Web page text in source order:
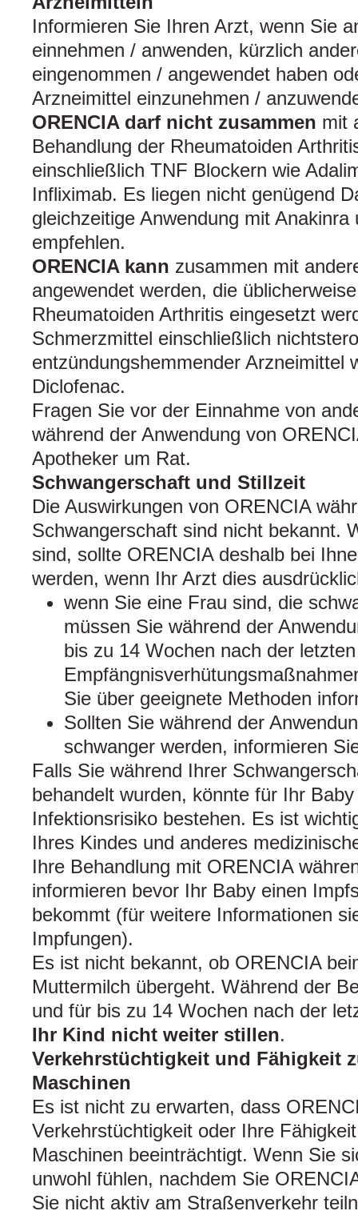
Informieren Sie Ihren Arzt, wenn Sie
einnehmen / anwenden, kürzlich
eingenommen / angewendet haben
Arzneimittel einzunehmen /
ORENCIA darf nicht zusammen mit
Behandlung der Rheumatoiden
einschließlich TNF Blockern wie
Infliximab. Es liegen nicht genügend
gleichzeitige Anwendung mit Anakinra
empfehlen.
ORENCIA kann zusammen mit
angewendet werden, die
Rheumatoiden Arthritis eingesetzt
Schmerzmittel einschließlich
entzündungshemmender Arzneimittel
Diclofenac.
Fragen Sie vor der Einnahme von
während der Anwendung von
Apotheker um Rat.
Schwangerschaft und Stillzeit
Die Auswirkungen von ORENCIA
Schwangerschaft sind nicht bekannt.
sind, sollte ORENCIA deshalb bei
werden, wenn Ihr Arzt dies
wenn Sie eine Frau sind, die
müssen Sie während der
bis zu 14 Wochen nach der
Sie über geeignete Methoden
Sollten Sie während der
schwanger werden, informieren
Falls Sie während Ihrer
behandelt wurden, könnte für Ihr
Infektionsrisiko bestehen. Es ist
Ihres Kindes und anderes
Ihre Behandlung mit ORENCIA
informieren bevor Ihr Baby einen
bekommt (für weitere Informationen
Impfungen).
Es ist nicht bekannt, ob ORENCIA
Muttermilch übergeht. Während der
und für bis zu 14 Wochen nach der
Ihr Kind nicht weiter stillen.
Verkehrstüchtigkeit und Fähigkeit
Maschinen
Es ist nicht zu erwarten, dass
Verkehrstüchtigkeit oder Ihre
Maschinen beeinträchtigt. Wenn Sie
unwohl fühlen, nachdem Sie
Sie nicht aktiv am Straßenverkehr